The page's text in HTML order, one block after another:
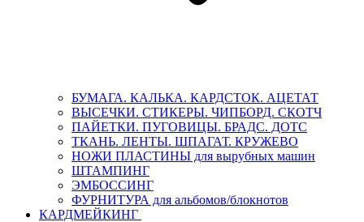
БУМАГА. КАЛЬКА. КАРДСТОК. АЦЕТАТ
ВЫСЕЧКИ. СТИКЕРЫ. ЧИПБОРД. СКОТЧ
ПАЙЕТКИ. ПУГОВИЦЫ. БРАДС. ДОТС
ТКАНЬ. ЛЕНТЫ. ШПАГАТ. КРУЖЕВО
НОЖИ ПЛАСТИНЫ для вырубных машин
ШТАМПИНГ
ЭМБОССИНГ
ФУРНИТУРА для альбомов/блокнотов
КАРДМЕЙКИНГ